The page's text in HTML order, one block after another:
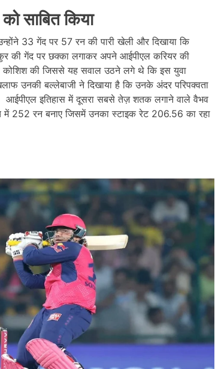
साबित किया
33 गेंद पर 57 रन की पारी खेली और दिखाया कि
की गेंद पर छक्का लगाकर अपने आईपीएल करियर की
की जिससे यह सवाल उठने लगे थे कि इस युवा
उनकी बल्लेबाजी ने दिखाया है कि उनके अंदर परिपक्वता
इतिहास में दूसरा सबसे तेज़ शतक लगाने वाले वैभव
252 रन बनाए जिसमें उनका स्टाइक रेट 206.56 का रहा